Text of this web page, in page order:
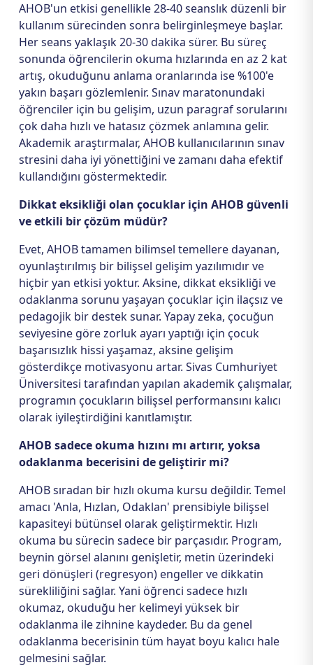
AHOB'un etkisi genellikle 28-40 seanslık düzenli bir
kullanım sürecinden sonra belirginleşmeye başlar.
Her seans yaklaşık 20-30 dakika sürer. Bu süreç
sonunda öğrencilerin okuma hızlarında en az 2 kat
artış, okuduğunu anlama oranlarında ise %100'e
yakın başarı gözlemlenir. Sınav maratonundaki
öğrenciler için bu gelişim, uzun paragraf sorularını
çok daha hızlı ve hatasız çözmek anlamına gelir.
Akademik araştırmalar, AHOB kullanıcılarının sınav
stresini daha iyi yönettiğini ve zamanı daha efektif
kullandığını göstermektedir.
Dikkat eksikliği olan çocuklar için AHOB güvenli
ve etkili bir çözüm müdür?
Evet, AHOB tamamen bilimsel temellere dayanan,
oyunlaştırılmış bir bilişsel gelişim yazılımıdır ve
hiçbir yan etkisi yoktur. Aksine, dikkat eksikliği ve
odaklanma sorunu yaşayan çocuklar için ilaçsız ve
pedagojik bir destek sunar. Yapay zeka, çocuğun
seviyesine göre zorluk ayarı yaptığı için çocuk
başarısızlık hissi yaşamaz, aksine gelişim
gösterdikçe motivasyonu artar. Sivas Cumhuriyet
Üniversitesi tarafından yapılan akademik çalışmalar,
programın çocukların bilişsel performansını kalıcı
olarak iyileştirdiğini kanıtlamıştır.
AHOB sadece okuma hızını mı artırır, yoksa
odaklanma becerisini de geliştirir mi?
AHOB sıradan bir hızlı okuma kursu değildir. Temel
amacı 'Anla, Hızlan, Odaklan' prensibiyle bilişsel
kapasiteyi bütünsel olarak geliştirmektir. Hızlı
okuma bu sürecin sadece bir parçasıdır. Program,
beynin görsel alanını genişletir, metin üzerindeki
geri dönüşleri (regresyon) engeller ve dikkatin
sürekliliğini sağlar. Yani öğrenci sadece hızlı
okumaz, okuduğu her kelimeyi yüksek bir
odaklanma ile zihnine kaydeder. Bu da genel
odaklanma becerisinin tüm hayat boyu kalıcı hale
gelmesini sağlar.